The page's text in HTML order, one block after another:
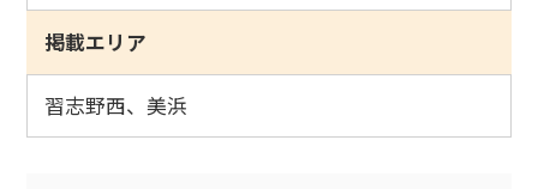
掲載エリア
習志野西、美浜